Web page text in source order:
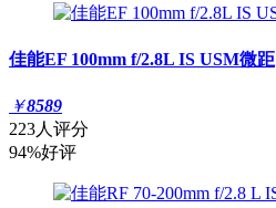
佳能EF 100mm f/2.8L IS USM微距
￥8589
223人评分
94%好评